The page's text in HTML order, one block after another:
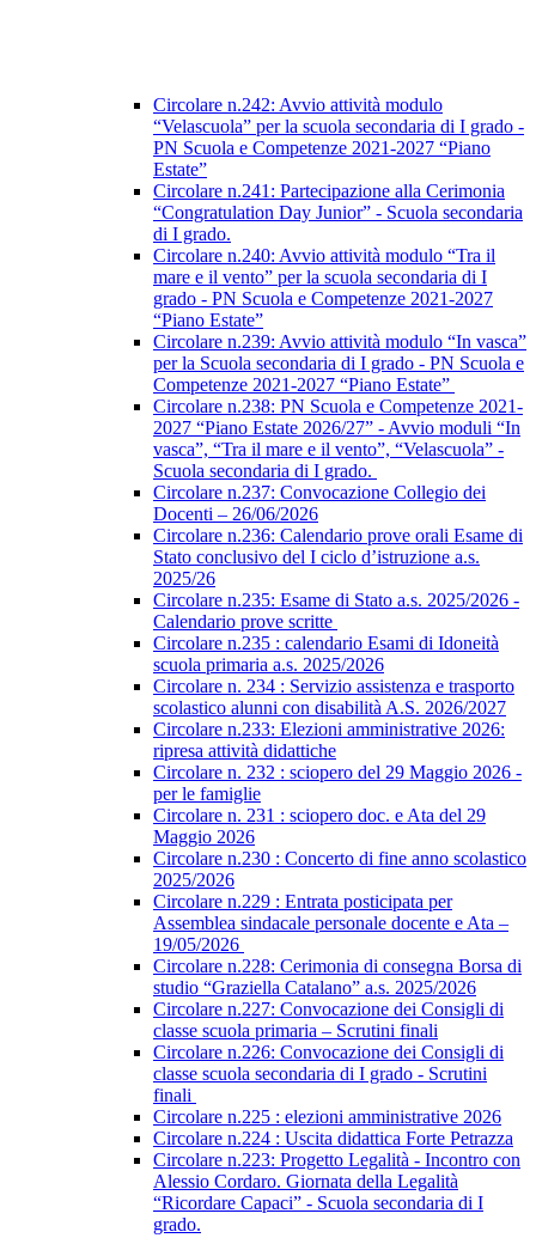
Circolare n.242: Avvio attività modulo
“Velascuola” per la scuola secondaria di I grado -
PN Scuola e Competenze 2021-2027 “Piano
Estate”
Circolare n.241: Partecipazione alla Cerimonia
“Congratulation Day Junior” - Scuola secondaria
di I grado.
Circolare n.240: Avvio attività modulo “Tra il
mare e il vento” per la scuola secondaria di I
grado - PN Scuola e Competenze 2021-2027
“Piano Estate”
Circolare n.239: Avvio attività modulo “In vasca”
per la Scuola secondaria di I grado - PN Scuola e
Competenze 2021-2027 “Piano Estate”
Circolare n.238: PN Scuola e Competenze 2021-
2027 “Piano Estate 2026/27” - Avvio moduli “In
vasca”, “Tra il mare e il vento”, “Velascuola” -
Scuola secondaria di I grado.
Circolare n.237: Convocazione Collegio dei
Docenti – 26/06/2026
Circolare n.236: Calendario prove orali Esame di
Stato conclusivo del I ciclo d’istruzione a.s.
2025/26
Circolare n.235: Esame di Stato a.s. 2025/2026 -
Calendario prove scritte
Circolare n.235 : calendario Esami di Idoneità
scuola primaria a.s. 2025/2026
Circolare n. 234 : Servizio assistenza e trasporto
scolastico alunni con disabilità A.S. 2026/2027
Circolare n.233: Elezioni amministrative 2026:
ripresa attività didattiche
Circolare n. 232 : sciopero del 29 Maggio 2026 -
per le famiglie
Circolare n. 231 : sciopero doc. e Ata del 29
Maggio 2026
Circolare n.230 : Concerto di fine anno scolastico
2025/2026
Circolare n.229 : Entrata posticipata per
Assemblea sindacale personale docente e Ata –
19/05/2026
Circolare n.228: Cerimonia di consegna Borsa di
studio “Graziella Catalano” a.s. 2025/2026
Circolare n.227: Convocazione dei Consigli di
classe scuola primaria – Scrutini finali
Circolare n.226: Convocazione dei Consigli di
classe scuola secondaria di I grado - Scrutini
finali
Circolare n.225 : elezioni amministrative 2026
Circolare n.224 : Uscita didattica Forte Petrazza
Circolare n.223: Progetto Legalità - Incontro con
Alessio Cordaro. Giornata della Legalità
“Ricordare Capaci” - Scuola secondaria di I
grado.